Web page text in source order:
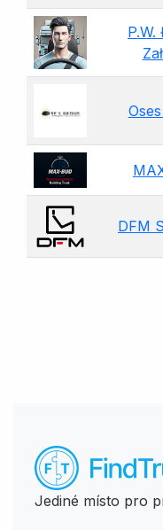
P.W.
DFM
Jediné místo pro